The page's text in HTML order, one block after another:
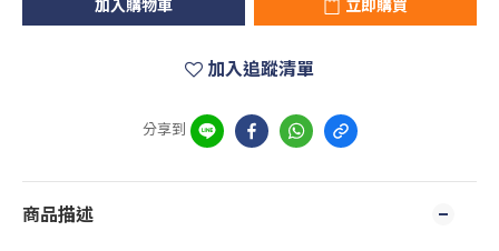
加入購物車 立即購買
加入追蹤清單
分享到
商品描述